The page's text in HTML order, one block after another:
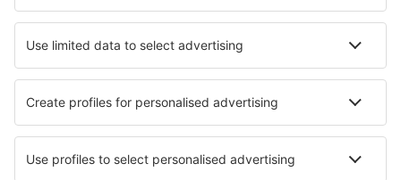
Flyselskaper
KLM
Lufthansa